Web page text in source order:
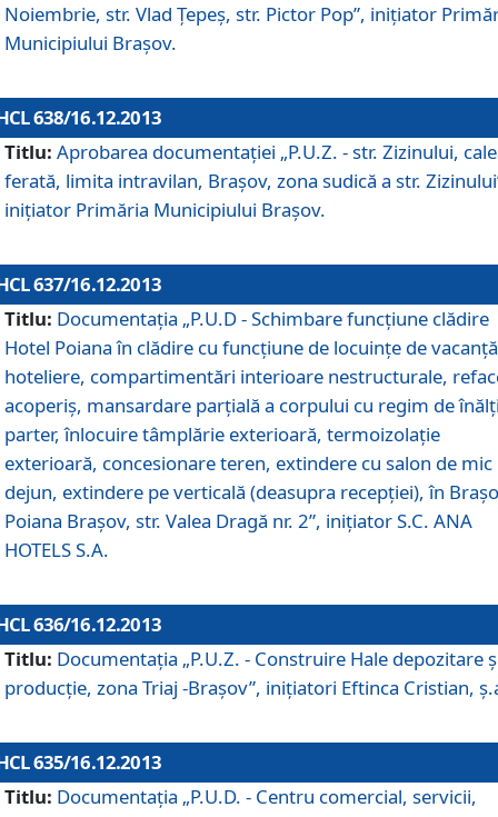
Noiembrie, str. Vlad Ţepeş, str. Pictor Pop”, iniţiator
Municipiului Braşov.
638/16.12.2013
Titlu: Aprobarea documentaţiei „P.U.Z. - str. Zizinului,
ferată, limita intravilan, Braşov, zona sudică a str.
iniţiator Primăria Municipiului Braşov.
637/16.12.2013
Titlu: Documentaţia „P.U.D - Schimbare funcţiune clădire
Hotel Poiana în clădire cu funcţiune de locuinţe de
hoteliere, compartimentări interioare nestructurale,
acoperiş, mansardare parţială a corpului cu regim de
parter, înlocuire tâmplărie exterioară, termoizolaţie
exterioară, concesionare teren, extindere cu salon de mic
dejun, extindere pe verticală (deasupra recepţiei), în
Poiana Braşov, str. Valea Dragă nr. 2”, iniţiator S.C. ANA
HOTELS S.A.
636/16.12.2013
Titlu: Documentaţia „P.U.Z. - Construire Hale depozitare
producţie, zona Triaj -Braşov”, iniţiatori Eftinca Cristian,
635/16.12.2013
Titlu: Documentaţia „P.U.D. - Centru comercial, servicii,